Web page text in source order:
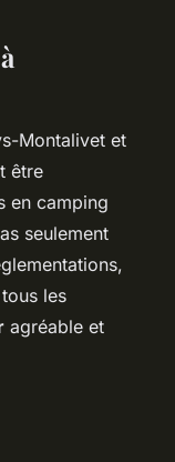
Montalivet et
être
en camping
seulement
les
agréable et